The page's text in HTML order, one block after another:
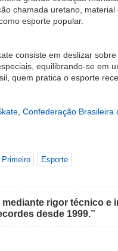
chamada uretano,
esporte popular.
consiste em deslizar
equilibrando-se em
quem pratica o esporte
Confederação Brasileira
Primeiro Esporte
rigor técnico e
desde 1999.”